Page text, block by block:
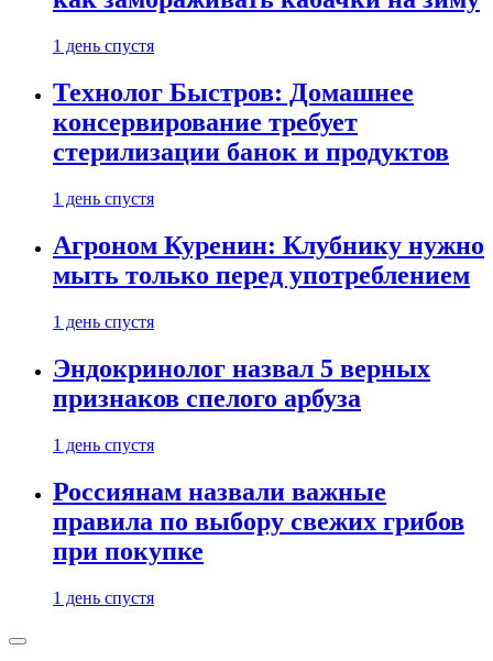
1 день спустя
Технолог Быстров: Домашнее
консервирование требует
стерилизации банок и продуктов
1 день спустя
Агроном Куренин: Клубнику нужно
мыть только перед употреблением
1 день спустя
Эндокринолог назвал 5 верных
признаков спелого арбуза
1 день спустя
Россиянам назвали важные
правила по выбору свежих грибов
при покупке
1 день спустя